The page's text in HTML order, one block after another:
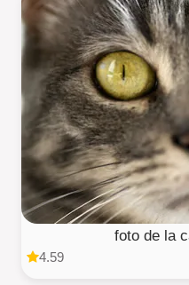
foto de la
4.59